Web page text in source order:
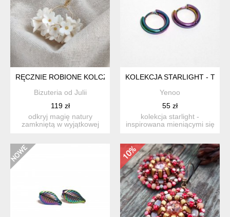
RĘCZNIE ROBIONE KOLCZYKI "BIAŁE KWIATY" –
Bizuteria od Julii
119 zł
odkryj magię natury
zamkniętą w wyjątkowej
KOLEKCJA STARLIGHT -
Yenoo
55 zł
kolekcja starlight -
inspirowana mieniącymi się